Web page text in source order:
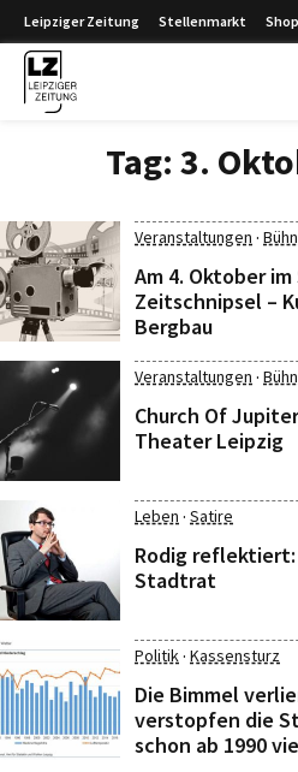
Leipziger Zeitung Stellenmarkt Shop
Tag: 3.
Veranstaltungen ·
Am 4. Oktober
Zeitschnipsel –
Bergbau
Veranstaltungen ·
Church Of
Theater Leipzig
Leben · Satire
Rodig reflektiert:
Stadtrat
Politik· Kassensturz
Die Bimmel
verstopfen die
schon ab 1990